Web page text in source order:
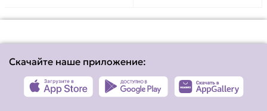
Скачайте наше приложение: